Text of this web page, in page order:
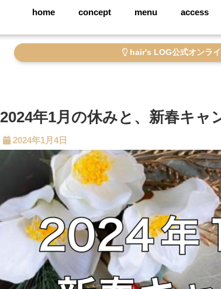
home concept menu access
hair's LOG公式オンラ
2024年1月の休みと、新春キャ
2024年1月4日